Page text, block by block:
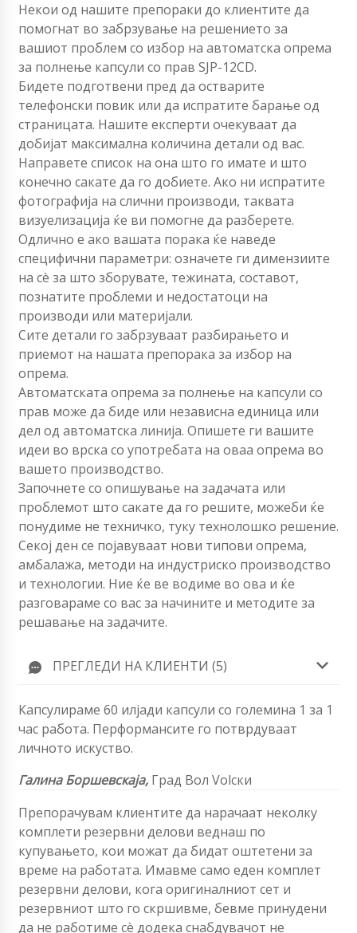
Некои од нашите препораки до клиентите да
помогнат во забрзување на решението за
вашиот проблем со избор на автоматска опрема
за полнење капсули со прав SJP-12CD.
Бидете подготвени пред да остварите
телефонски повик или да испратите барање од
страницата. Нашите експерти очекуваат да
добијат максимална количина детали од вас.
Направете список на она што го имате и што
конечно сакате да го добиете. Ако ни испратите
фотографија на слични производи, таквата
визуелизација ќе ви помогне да разберете.
Одлично е ако вашата порака ќе наведе
специфични параметри: означете ги димензиите
на сè за што зборувате, тежината, составот,
познатите проблеми и недостатоци на
производи или материјали.
Сите детали го забрзуваат разбирањето и
приемот на нашата препорака за избор на
опрема.
Автоматската опрема за полнење на капсули со
прав може да биде или независна единица или
дел од автоматска линија. Опишете ги вашите
идеи во врска со употребата на оваа опрема во
вашето производство.
Започнете со опишување на задачата или
проблемот што сакате да го решите, можеби ќе
понудиме не техничко, туку технолошко решение.
Секој ден се појавуваат нови типови опрема,
амбалажа, методи на индустриско производство
и технологии. Ние ќе ве водиме во ова и ќе
разговараме со вас за начините и методите за
решавање на задачите.
ПРЕГЛЕДИ НА КЛИЕНТИ (5)
Капсулираме 60 илјади капсули со големина 1 за 1
час работа. Перформансите го потврдуваат
личното искуство.
Галина Боршевскаја, Град Вол Volски
Препорачувам клиентите да нарачаат неколку
комплети резервни делови веднаш по
купувањето, кои можат да бидат оштетени за
време на работата. Имавме само еден комплет
резервни делови, кога оригиналниот сет и
резервниот што го скршивме, бевме принудени
да не работиме сè додека снабдувачот не